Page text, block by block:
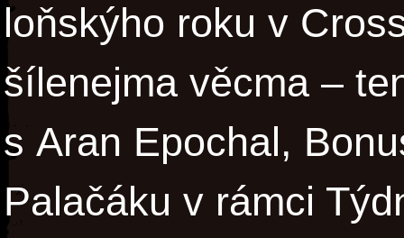
loňskýho roku v
šílenejma věcma –
s Aran Epochal,
Palačáku v rámci